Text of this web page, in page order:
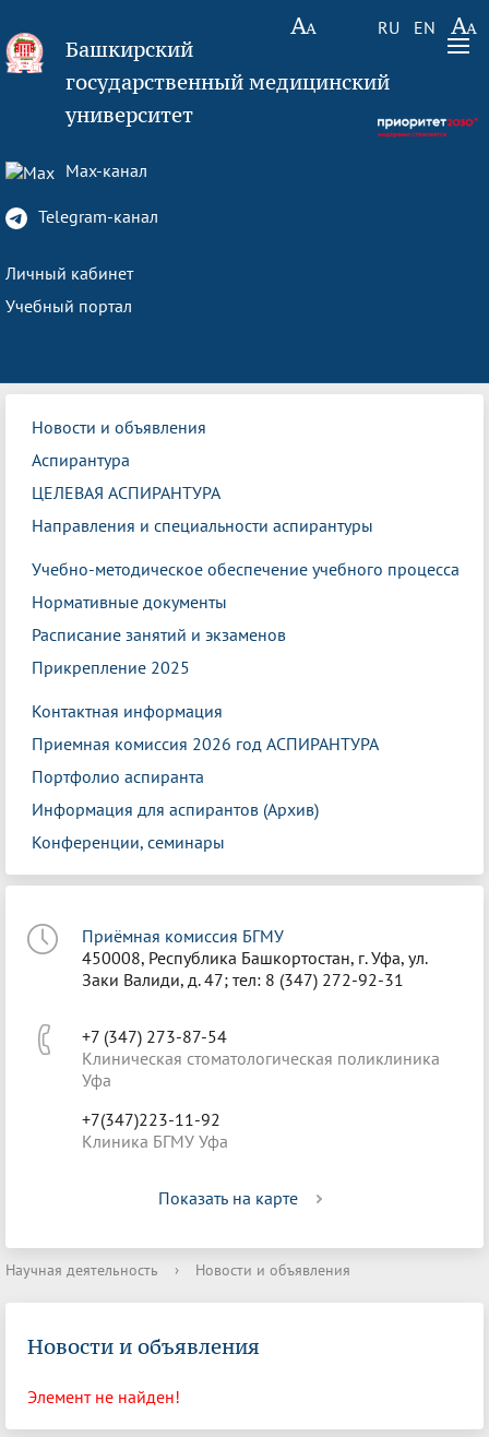
RU EN
Башкирский
государственный медицинский
университет
Max-канал
Telegram-канал
Личный кабинет
Учебный портал
Новости и объявления
Аспирантура
ЦЕЛЕВАЯ АСПИРАНТУРА
Направления и специальности аспирантуры
Учебно-методическое обеспечение учебного процесса
Нормативные документы
Расписание занятий и экзаменов
Прикрепление 2025
Контактная информация
Приемная комиссия 2026 год АСПИРАНТУРА
Портфолио аспиранта
Информация для аспирантов (Архив)
Конференции, семинары
Приёмная комиссия БГМУ
450008, Республика Башкортостан, г. Уфа, ул.
Заки Валиди, д. 47; тел: 8 (347) 272-92-31
+7 (347) 273-87-54
Клиническая стоматологическая поликлиника
Уфа
+7(347)223-11-92
Клиника БГМУ Уфа
Показать на карте
Научная деятельность › Новости и объявления
Новости и объявления
Элемент не найден!